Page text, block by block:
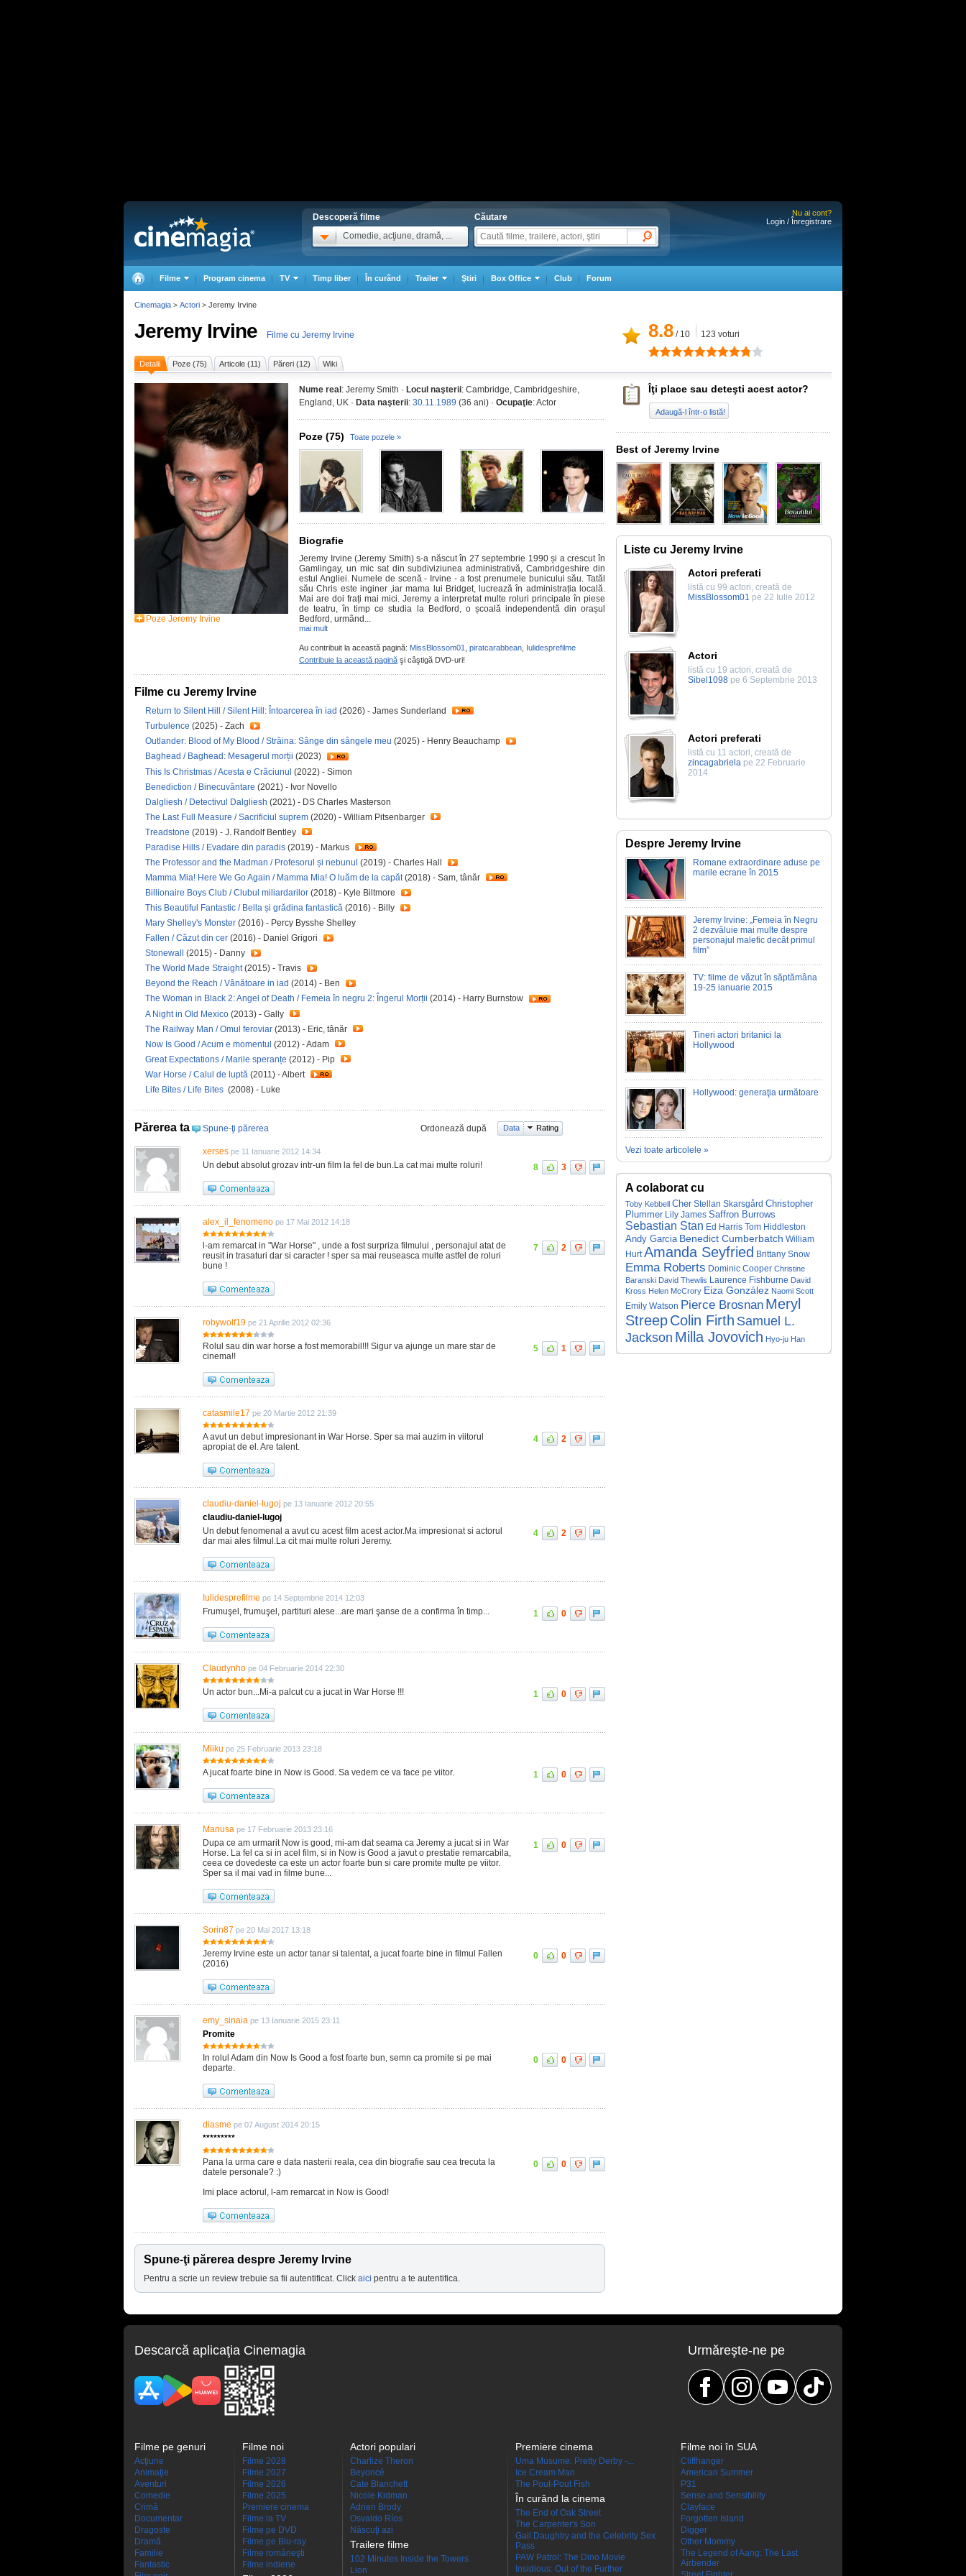
Descoperă filme
Comedie, acţiune, dramă, ...
Căutare
Nu ai cont?
Login / Înregistrare
Filme Program cinema TV Timp liber În curând Trailer Ştiri Box Office Club Forum
Jeremy Irvine Filme cu Jeremy Irvine 8.8 / 10 123 voturi
Detalii Poze (75) Articole (11) Păreri (12) Wiki
Poze Jeremy Irvine
Nume real : Jeremy Smith · Locul naşterii: Cambridge, Cambridgeshire,
England, UK · Data naşterii: 30.11.1989 (36 ani) · Ocupaţie: Actor
Poze (75) Toate pozele »
Biografie
Jeremy Irvine (Jeremy Smith) s-a născut în 27 septembrie 1990 și a crescut în
Gamlingay, un mic sat din subdiviziunea administrativă, Cambridgeshire din
estul Angliei. Numele de scenă - Irvine - a fost prenumele bunicului său. Tatăl
său Chris este inginer ,iar mama lui Bridget, lucrează în administrația locală.
Mai are doi frați mai mici. Jeremy a interpretat multe roluri principale în piese
de teatru, în timp ce studia la Bedford, o școală independentă din orașul
Bedford, urmând...
mai mult
Au contribuit la această pagină: MissBlossom01 piratcarabbean Iulidesprefilme
Contribuie la această pagină şi câştigă DVD-uri!
Filme cu Jeremy Irvine
Return to Silent Hill / Silent Hill: Întoarcerea în iad (2026) - James Sunderland
Turbulence (2025) - Zach
Outlander: Blood of My Blood / Străina: Sânge din sângele meu (2025) - Henry Beauchamp
Baghead / Baghead: Mesagerul morții (2023)
This Is Christmas / Acesta e Crăciunul (2022) - Simon
Benediction / Binecuvântare (2021) - Ivor Novello
Dalgliesh / Detectivul Dalgliesh (2021) - DS Charles Masterson
The Last Full Measure / Sacrificiul suprem (2020) - William Pitsenbarger
Treadstone (2019) - J. Randolf Bentley
Paradise Hills / Evadare din paradis (2019) - Markus
The Professor and the Madman / Profesorul și nebunul (2019) - Charles Hall
Mamma Mia! Here We Go Again / Mamma Mia! O luăm de la capăt(2018) - Sam, tânăr
Billionaire Boys Club / Clubul miliardarilor (2018) - Kyle Biltmore
This Beautiful Fantastic / Bella și grădina fantastică (2016) - Billy
Mary Shelley's Monster (2016) - Percy Bysshe Shelley
Fallen / Căzut din cer (2016) - Daniel Grigori
Stonewall (2015) - Danny
The World Made Straight(2015) - Travis
Beyond the Reach / Vânătoare in iad (2014) - Ben
The Woman in Black 2: Angel of Death / Femeia în negru 2: Îngerul Morții (2014) - Harry Burnstow
A Night in Old Mexico (2013) - Gally
The Railway Man / Omul feroviar (2013) - Eric, tânăr
Now Is Good / Acum e momentul (2012) - Adam
Great Expectations / Marile speranțe (2012) - Pip
War Horse / Calul de luptă (2011) - Albert
Life Bites / Life Bites (2008) - Luke
Părerea ta Spune-ţi părerea Ordonează după Data Rating
xerses pe 11 Ianuarie 2012 14:34
Un debut absolut grozav intr-un film la fel de bun.La cat mai multe roluri! 8 3
alex_il_fenomeno pe 17 Mai 2012 14:18
l-am remarcat in "War Horse" , unde a fost surpriza filmului , personajul atat de
reusit in trasaturi dar si caracter ! sper sa mai reuseasca multe astfel de roluri
bune !
7 2
robywolf19 pe 21 Aprilie 2012 02:36
Rolul sau din war horse a fost memorabil!!! Sigur va ajunge un mare star de
cinema!!
5 1
catasmile17 pe 20 Martie 2012 21:39
A avut un debut impresionant in War Horse. Sper sa mai auzim in viitorul
apropiat de el. Are talent.
4 2
claudiu-daniel-lugoj pe 13 Ianuarie 2012 20:55
claudiu-daniel-lugoj
Un debut fenomenal a avut cu acest film acest actor.Ma impresionat si actorul
dar mai ales filmul.La cit mai multe roluri Jeremy.
4 2
Iulidesprefilme pe 14 Septembrie 2014 12:03
Frumuşel, frumuşel, partituri alese...are mari şanse de a confirma în timp... 1 0
Claudynho pe 04 Februarie 2014 22:30
Un actor bun...Mi-a palcut cu a jucat in War Horse !!! 1 0
Miiku pe 25 Februarie 2013 23:18
A jucat foarte bine in Now is Good. Sa vedem ce va face pe viitor. 1 0
Manusa pe 17 Februarie 2013 23:16
Dupa ce am urmarit Now is good, mi-am dat seama ca Jeremy a jucat si in War
Horse. La fel ca si in acel film, si in Now is Good a javut o prestatie remarcabila,
ceea ce dovedeste ca este un actor foarte bun si care promite multe pe viitor.
Sper sa il mai vad in filme bune...
1 0
Sorin87 pe 20 Mai 2017 13:18
Jeremy Irvine este un actor tanar si talentat, a jucat foarte bine in filmul Fallen
(2016)
0 0
emy_sinaia pe 13 Ianuarie 2015 23:11
Promite
In rolul Adam din Now Is Good a fost foarte bun, semn ca promite si pe mai
departe.
0 0
diasme pe 07 August 2014 20:15
*********
Pana la urma care e data nasterii reala, cea din biografie sau cea trecuta la
datele personale? :)
Imi place actorul, l-am remarcat in Now is Good!
0 0
Spune-ţi părerea despre Jeremy Irvine
Pentru a scrie un review trebuie sa fii autentificat. Click aici pentru a te autentifica.
Îţi place sau deteşti acest actor?
Adaugă-l într-o listă!
Best of Jeremy Irvine
Liste cu Jeremy Irvine
Actori preferati
listă cu 99 actori, creată de
MissBlossom01 pe 22 Iulie 2012
Actori
listă cu 19 actori, creată de
Sibel1098 pe 6 Septembrie 2013
Actori preferati
listă cu 11 actori, creată de
zincagabriela pe 22 Februarie
2014
Despre Jeremy Irvine
Romane extraordinare aduse pe
marile ecrane în 2015
Jeremy Irvine: „Femeia în Negru
2 dezvăluie mai multe despre
personajul malefic decât primul
film”
TV: filme de văzut în săptămâna
19-25 ianuarie 2015
Tineri actori britanici la
Hollywood
Hollywood: generaţia următoare
Vezi toate articolele »
A colaborat cu
Toby Kebbell Cher Stellan Skarsgård Christopher
Plummer Lily James Saffron Burrows
Sebastian Stan Ed Harris Tom Hiddleston
Andy Garcia Benedict Cumberbatch William
Hurt Amanda Seyfried Brittany Snow
Emma Roberts Dominic Cooper Christine
Baranski David Thewlis Laurence Fishburne David
Kross Helen McCrory Eiza González Naomi Scott
Emily Watson Pierce Brosnan Meryl
StreepColin Firth Samuel L.
Jackson Milla Jovovich Hyo-ju Han
Cinemagia > Actori > Jeremy Irvine
Descarcă aplicaţia Cinemagia Urmăreşte-ne pe
Filme pe genuri
Acţiune
Animaţie
Aventuri
Comedie
Crimă
Documentar
Dragoste
Dramă
Familie
Fantastic
Filme noi
Filme 2028
Filme 2027
Filme 2026
Filme 2025
Premiere cinema
Filme la TV
Filme pe DVD
Filme pe Blu-ray
Filme româneşti
Filme indiene
Actori populari
Charlize Theron
Beyoncé
Cate Blanchett
Nicole Kidman
Adrien Brody
Osvaldo Ríos
Născuţi azi
Trailere filme
102 Minutes Inside the Towers
Lion
Premiere cinema
Uma Musume: Pretty Derby -...
Ice Cream Man
The Pout-Pout Fish
În curând la cinema
The End of Oak Street
The Carpenter's Son
Gail Daughtry and the Celebrity Sex
Pass
PAW Patrol: The Dino Movie
Insidious: Out of the Further
Filme noi în SUA
Cliffhanger
American Summer
P31
Sense and Sensibility
Clayface
Forgotten Island
Digger
Other Mommy
The Legend of Aang: The Last
Airbender